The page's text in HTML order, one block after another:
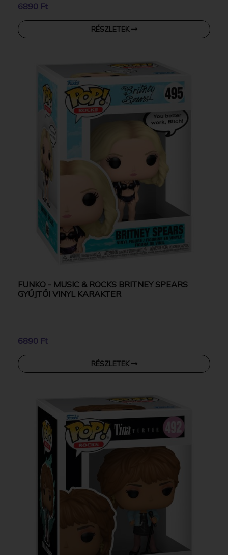
6890 Ft
RÉSZLETEK
FUNKO - MUSIC & ROCKS BRITNEY SPEARS
GYŰJTŐI VINYL KARAKTER
6890 Ft
RÉSZLETEK